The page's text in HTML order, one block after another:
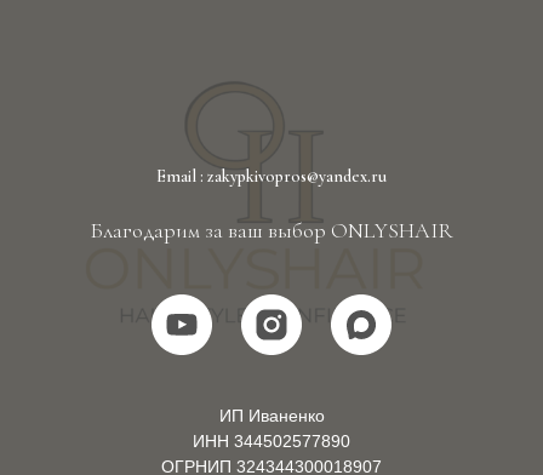
Email : zakypkivopros@yandex.ru
Благодарим за ваш выбор ONLYSHAIR
ИП Иваненко
ИНН 344502577890
ОГРНИП 324344300018907